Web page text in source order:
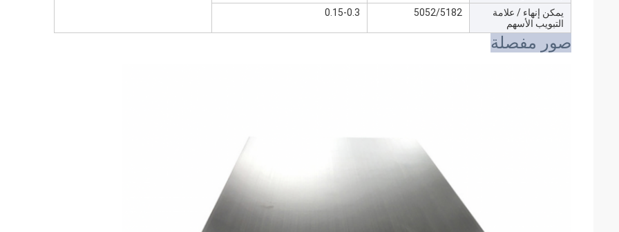
يمكن إنهاء / علامة
التبويب الأسهم
5052/5182
0.15-0.3
صور مفصلة